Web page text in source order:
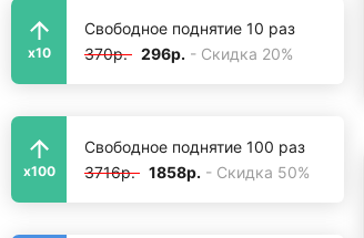
x10
Свободное поднятие 10 раз
370р. 296р. - Скидка 20%
x100
Свободное поднятие 100 раз
3716р. 1858р. - Скидка 50%